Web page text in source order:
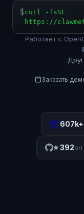
$ curl -fsSL
https://
Работает с
Заказать
📦607k+
⭐392on